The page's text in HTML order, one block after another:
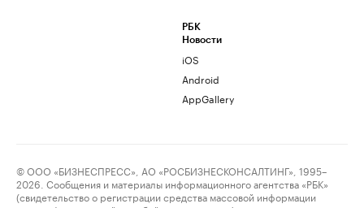
РБК
Новости
iOS
Android
AppGallery
© ООО «БИЗНЕСПРЕСС», АО «РОСБИЗНЕСКОНСАЛТИНГ», 1995–
2026. Сообщения и материалы информационного агентства «РБК»
(свидетельство о регистрации средства массовой информации